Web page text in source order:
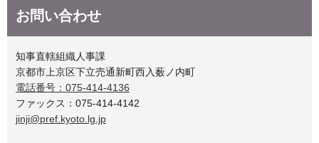
お問い合わせ
知事直轄組織人事課
京都市上京区下立売通新町西入薮ノ内町
電話番号：075-414-4136
ファックス：075-414-4142
jinji@pref.kyoto.lg.jp